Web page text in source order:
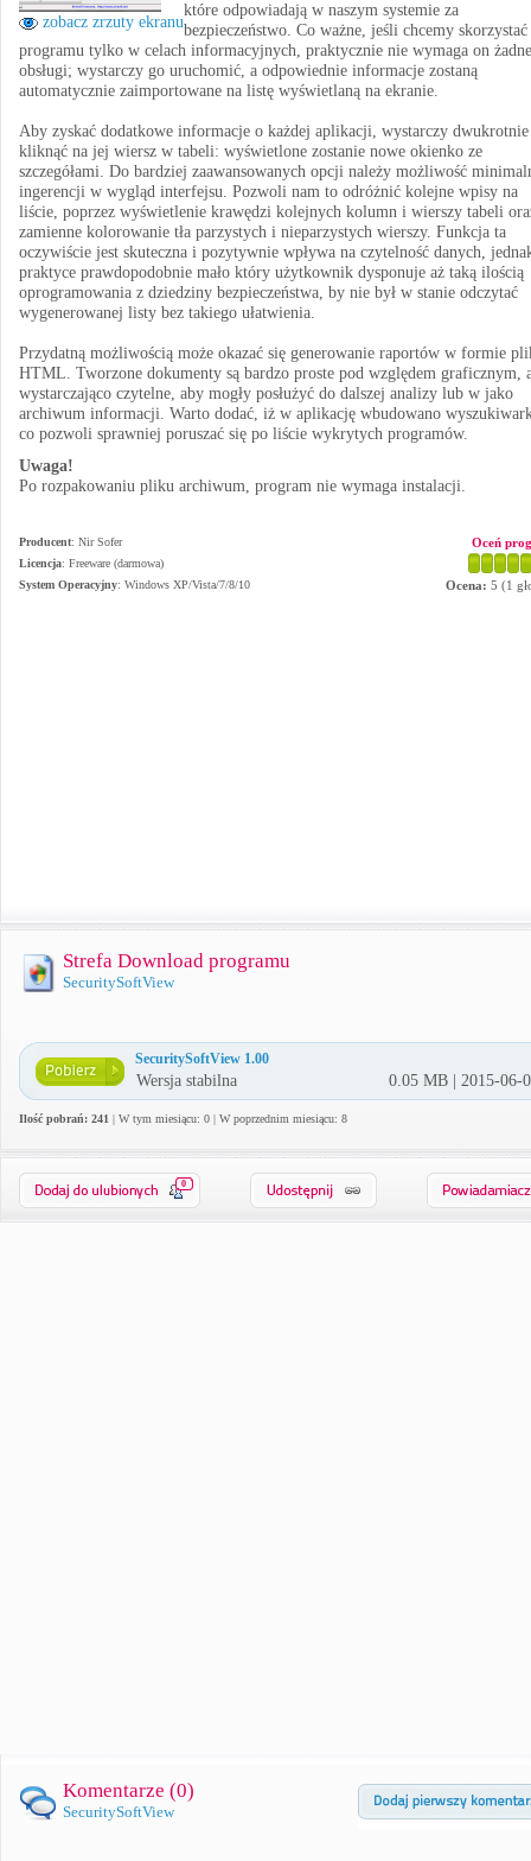
zobacz zrzuty ekranu
które odpowiadają w naszym systemie za
bezpieczeństwo. Co ważne, jeśli chcemy skorzystać
programu tylko w celach informacyjnych, praktycznie nie wymaga on
obsługi; wystarczy go uruchomić, a odpowiednie informacje zostaną
automatycznie zaimportowane na listę wyświetlaną na ekranie.
Aby zyskać dodatkowe informacje o każdej aplikacji, wystarczy dwukrotnie
kliknąć na jej wiersz w tabeli: wyświetlone zostanie nowe okienko ze
szczegółami. Do bardziej zaawansowanych opcji należy możliwość
ingerencji w wygląd interfejsu. Pozwoli nam to odróżnić kolejne wpisy na
liście, poprzez wyświetlenie krawędzi kolejnych kolumn i wierszy tabeli
zamienne kolorowanie tła parzystych i nieparzystych wierszy. Funkcja ta
oczywiście jest skuteczna i pozytywnie wpływa na czytelność danych,
praktyce prawdopodobnie mało który użytkownik dysponuje aż taką ilością
oprogramowania z dziedziny bezpieczeństwa, by nie był w stanie odczytać
wygenerowanej listy bez takiego ułatwienia.
Przydatną możliwością może okazać się generowanie raportów w formie
HTML. Tworzone dokumenty są bardzo proste pod względem graficznym,
wystarczająco czytelne, aby mogły posłużyć do dalszej analizy lub w jako
archiwum informacji. Warto dodać, iż w aplikację wbudowano
co pozwoli sprawniej poruszać się po liście wykrytych programów.
Uwaga!
Po rozpakowaniu pliku archiwum, program nie wymaga instalacji.
Producent: Nir Sofer
Licencja: Freeware (darmowa)
System Operacyjny: Windows XP/Vista/7/8/10
Oceń
Ocena: 5 (1
Strefa Download programu
SecuritySoftView
SecuritySoftView 1.00
Wersja stabilna 0.05 MB | 2015-06-
Ilość pobrań: 241 | W tym miesiącu: 0 | W poprzednim miesiącu: 8
0
Komentarze (0)
SecuritySoftView